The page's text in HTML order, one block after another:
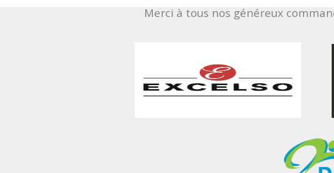
Merci à tous nos généreux